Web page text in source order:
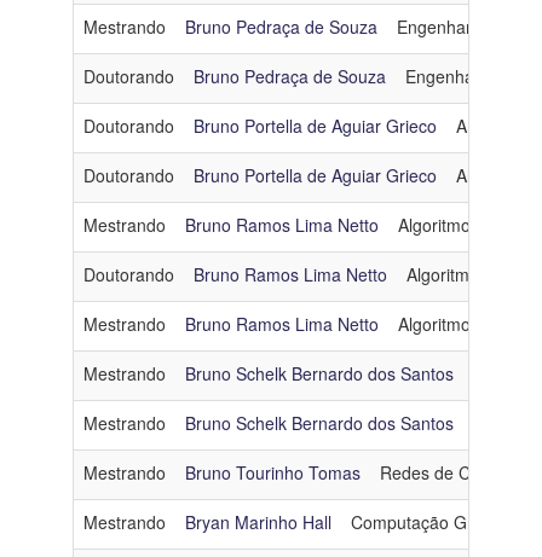
Mestrando Bruno Pedraça de Souza Engenharia de
Doutorando Bruno Pedraça de Souza Engenharia de
Doutorando Bruno Portella de Aguiar Grieco
Doutorando Bruno Portella de Aguiar Grieco
Mestrando Bruno Ramos Lima Netto Algoritmos e
Doutorando Bruno Ramos Lima Netto Algoritmos e
Mestrando Bruno Ramos Lima Netto Algoritmos e
Mestrando Bruno Schelk Bernardo dos Santos
Mestrando Bruno Schelk Bernardo dos Santos
Mestrando Bruno Tourinho Tomas Redes de
Mestrando Bryan Marinho Hall Computação Gráfica